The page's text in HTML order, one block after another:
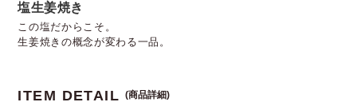
塩生姜焼き
この塩だからこそ。
生姜焼きの概念が変わる一品。
ITEM DETAIL (商品詳細)